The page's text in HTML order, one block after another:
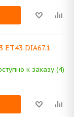
ET43 DIA67.1
к заказу (4)